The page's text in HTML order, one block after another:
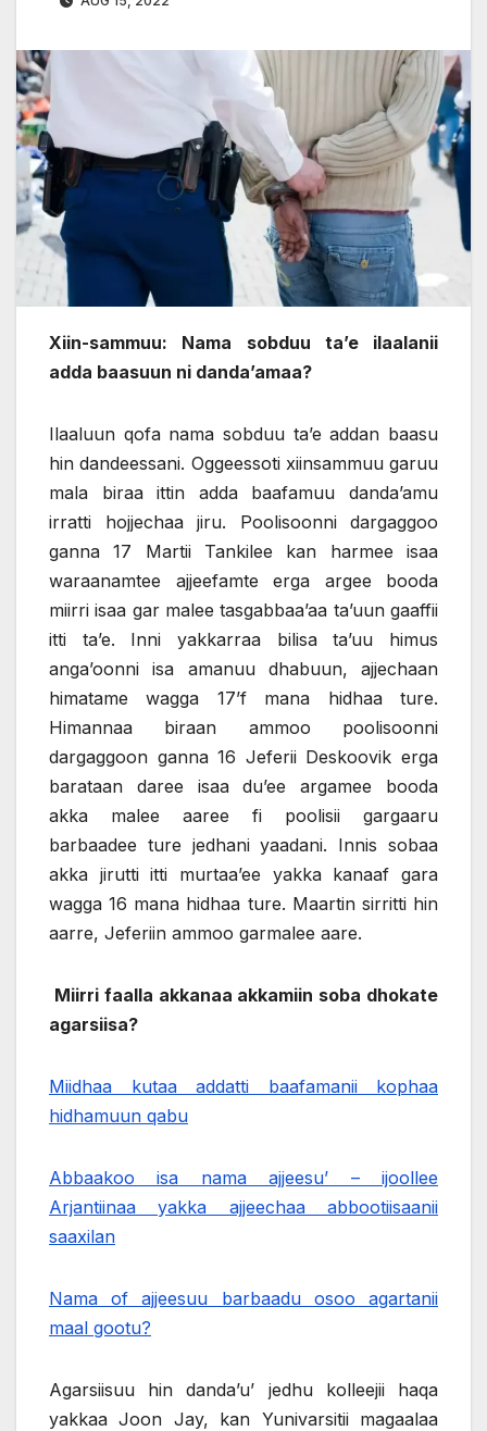
Xiin-sammuu: Nama sobduu ta’e ilaalanii
adda baasuun ni danda’amaa?
Ilaaluun qofa nama sobduu ta’e addan baasu
hin dandeessani. Oggeessoti xiinsammuu garuu
mala biraa ittin adda baafamuu danda’amu
irratti hojjechaa jiru. Poolisoonni dargaggoo
ganna 17 Martii Tankilee kan harmee isaa
waraanamtee ajjeefamte erga argee booda
miirri isaa gar malee tasgabbaa’aa ta’uun gaaffii
itti ta’e. Inni yakkarraa bilisa ta’uu himus
anga’oonni isa amanuu dhabuun, ajjechaan
himatame wagga 17’f mana hidhaa ture.
Himannaa biraan ammoo poolisoonni
dargaggoon ganna 16 Jeferii Deskoovik erga
barataan daree isaa du’ee argamee booda
akka malee aaree fi poolisii gargaaru
barbaadee ture jedhani yaadani. Innis sobaa
akka jirutti itti murtaa’ee yakka kanaaf gara
wagga 16 mana hidhaa ture. Maartin sirritti hin
aarre, Jeferiin ammoo garmalee aare.
Miirri faalla akkanaa akkamiin soba dhokate
agarsiisa?
Miidhaa kutaa addatti baafamanii kophaa
hidhamuun qabu
Abbaakoo isa nama ajjeesu’ – ijoollee
Arjantiinaa yakka ajjeechaa abbootiisaanii
saaxilan
Nama of ajjeesuu barbaadu osoo agartanii
maal gootu?
Agarsiisuu hin danda’u’ jedhu kolleejii haqa
yakkaa Joon Jay, kan Yunivarsitii magaalaa